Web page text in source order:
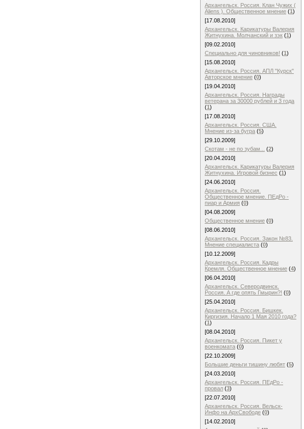
Архангельск. Россия. Клан Чужих (
Aliens ). Общественное мнение (1)
[17.08.2010]
Архангельск. Карикатуры Валерия
Житнухина. Молчанский и зэк (1)
[09.02.2010]
Специально для чиновников! (1)
[15.08.2010]
Архангельск. Россия. АПЛ "Курск"
Авторское мнение (0)
[19.04.2010]
Архангельск. Россия. Награды
ветерана за 30000 рублей и 3 года
(1)
[17.08.2010]
Архангельск. Россия. США.
Мнение из-за бугра (5)
[29.10.2009]
Скотам - не по зубам...
(2)
[20.04.2010]
Архангельск. Карикатуры Валерия
Житнухина. Игровой бизнес (1)
[24.06.2010]
Архангельск. Россия.
Общественное мнение. ПЕдРо -
пиар и Армия (0)
[04.08.2009]
Общественное мнение (0)
[08.06.2010]
Архангельск. Россия. Закон №83.
Мнение специалиста (0)
[10.12.2009]
Архангельск. Россия. Кадры
Кремля. Общественное мнение (4)
[06.04.2010]
Архангельск. Северодвинск.
Россия. А где опять Гмырин?! (0)
[25.04.2010]
Архангельск. Россия. Бишкек.
Киргизия. Начало 1 Мая 2010 года?
(1)
[08.04.2010]
Архангельск. Россия. Пикет у
военкомата (0)
[22.10.2009]
Большие деньги тишину любят (5)
[24.03.2010]
Архангельск. Россия. ПЕдРо -
провал (3)
[22.07.2010]
Архангельск. Россия. Вельск-
Инфо на АрхСвободе (0)
[14.02.2010]